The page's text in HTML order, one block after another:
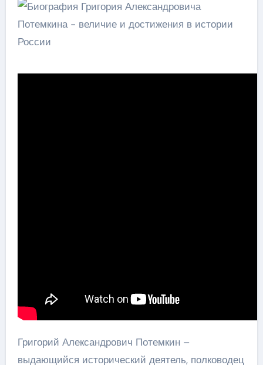
Григорий Александрович Потемкин –
выдающийся исторический деятель, полководец